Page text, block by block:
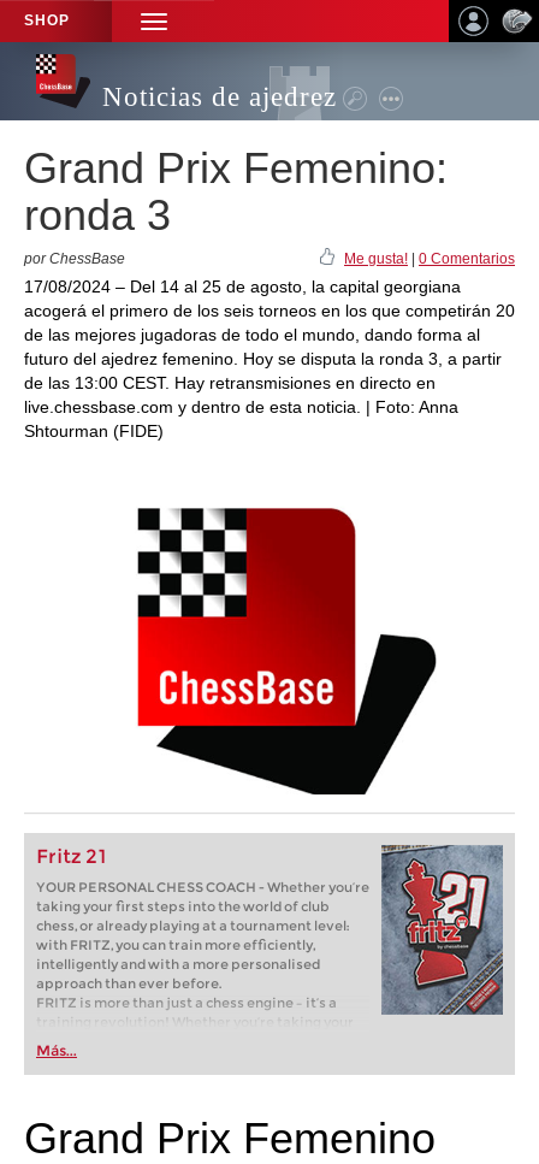
SHOP
TOGGLE
NAVIGATION
Noticias de ajedrez
Grand Prix Femenino:
ronda 3
por ChessBase Me gusta! 0 Comentarios
17/08/2024 – Del 14 al 25 de agosto, la capital georgiana
acogerá el primero de los seis torneos en los que competirán 20
de las mejores jugadoras de todo el mundo, dando forma al
futuro del ajedrez femenino. Hoy se disputa la ronda 3, a partir
de las 13:00 CEST. Hay retransmisiones en directo en
live.chessbase.com y dentro de esta noticia. | Foto: Anna
Shtourman (FIDE)
Fritz 21
YOUR PERSONAL CHESS COACH - Whether you’re
taking your first steps into the world of club
chess, or already playing at a tournament level:
with FRITZ, you can train more efficiently,
intelligently and with a more personalised
approach than ever before.
FRITZ is more than just a chess engine – it’s a
training revolution! Whether you’re taking your
first steps into the world of club chess, or already
playing at a tournament level: with FRITZ, you can
train more efficiently, intelligently and with a
Más...
Grand Prix Femenino